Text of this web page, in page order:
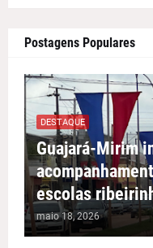
Postagens Populares
DESTAQUE
Guajará-Mirim
escolas
maio 18, 2026